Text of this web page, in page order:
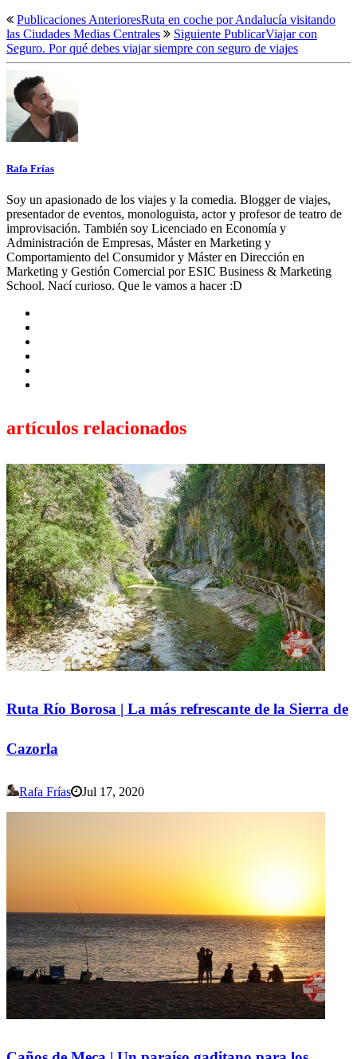
Publicaciones AnterioresRuta en coche por Andalucía visitando
las Ciudades Medias Centrales
Siguiente PublicarViajar con
Seguro. Por qué debes viajar siempre con seguro de viajes
Rafa Frías
Soy un apasionado de los viajes y la comedia. Blogger de viajes,
presentador de eventos, monologuista, actor y profesor de teatro de
improvisación. También soy Licenciado en Economía y
Administración de Empresas, Máster en Marketing y
Comportamiento del Consumidor y Máster en Dirección en
Marketing y Gestión Comercial por ESIC Business & Marketing
School. Nací curioso. Que le vamos a hacer :D
artículos relacionados
Ruta Río Borosa | La más refrescante de la Sierra de
Cazorla
Rafa Frías Jul 17, 2020